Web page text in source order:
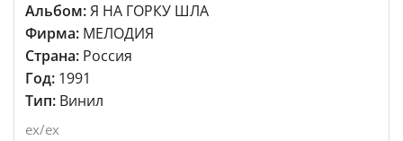
Альбом:Я НА ГОРКУ ШЛА
Фирма: МЕЛОДИЯ
Страна: Россия
Год: 1991
Тип: Винил
ex/ex